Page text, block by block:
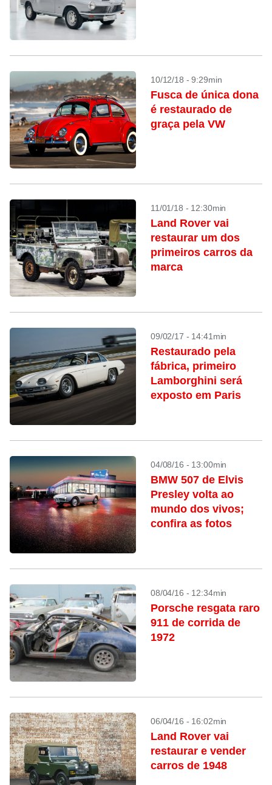
10/12/18 - 9:29min
Fusca de única dona
é restaurado de
graça pela VW
11/01/18 - 12:30min
Land Rover vai
restaurar um dos
primeiros carros da
marca
09/02/17 - 14:41min
Restaurado pela
fábrica, primeiro
Lamborghini será
exposto em Paris
04/08/16 - 13:00min
BMW 507 de Elvis
Presley volta ao
mundo dos vivos;
confira as fotos
08/04/16 - 12:34min
Porsche resgata raro
911 de corrida de
1972
06/04/16 - 16:02min
Land Rover vai
restaurar e vender
carros de 1948